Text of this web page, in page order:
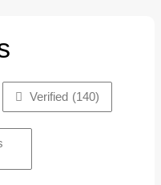
Verified (140)